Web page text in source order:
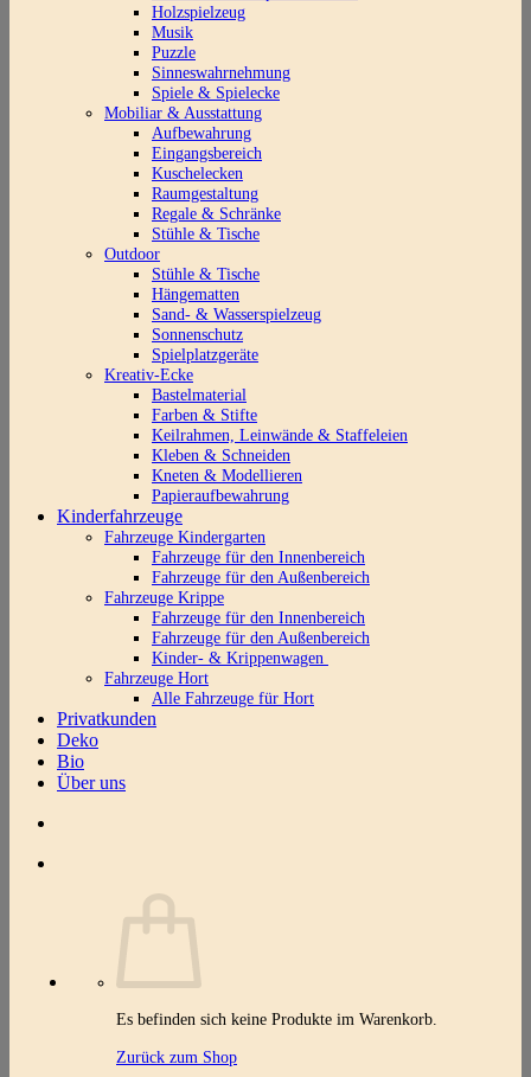
Holzspielzeug
Musik
Puzzle
Sinneswahrnehmung
Spiele & Spielecke
Mobiliar & Ausstattung
Aufbewahrung
Eingangsbereich
Kuschelecken
Raumgestaltung
Regale & Schränke
Stühle & Tische
Outdoor
Stühle & Tische
Hängematten
Sand- & Wasserspielzeug
Sonnenschutz
Spielplatzgeräte
Kreativ-Ecke
Bastelmaterial
Farben & Stifte
Keilrahmen, Leinwände & Staffeleien
Kleben & Schneiden
Kneten & Modellieren
Papieraufbewahrung
Kinderfahrzeuge
Fahrzeuge Kindergarten
Fahrzeuge für den Innenbereich
Fahrzeuge für den Außenbereich
Fahrzeuge Krippe
Fahrzeuge für den Innenbereich
Fahrzeuge für den Außenbereich
Kinder- & Krippenwagen
Fahrzeuge Hort
Alle Fahrzeuge für Hort
Privatkunden
Deko
Bio
Über uns
Es befinden sich keine Produkte im Warenkorb.
Zurück zum Shop